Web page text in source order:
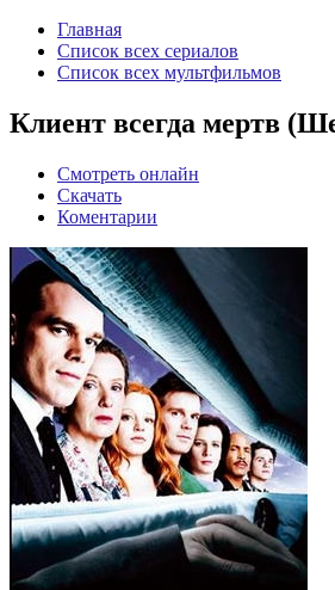
Главная
Список всех сериалов
Список всех мультфильмов
Клиент всегда мертв
Смотреть онлайн
Скачать
Коментарии